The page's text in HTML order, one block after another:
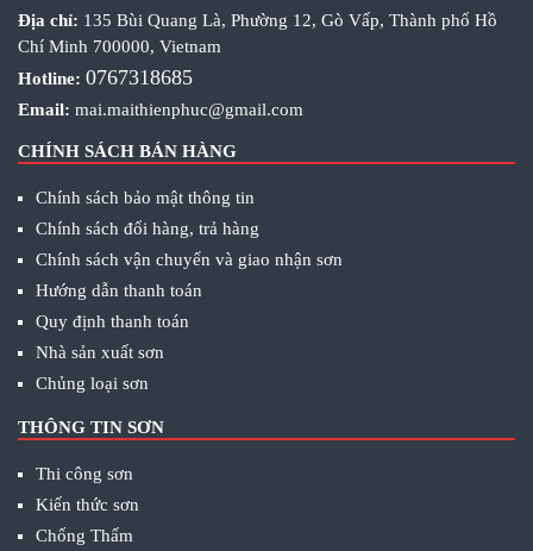
Địa chỉ: 135 Bùi Quang Là, Phường 12, Gò Vấp, Thành phố Hồ
Chí Minh 700000, Vietnam
Hotline: 0767318685
Email: mai.maithienphuc@gmail.com
CHÍNH SÁCH BÁN HÀNG
Chính sách bảo mật thông tin
Chính sách đổi hàng, trả hàng
Chính sách vận chuyển và giao nhận sơn
Hướng dẫn thanh toán
Quy định thanh toán
Nhà sản xuất sơn
Chủng loại sơn
THÔNG TIN SƠN
Thi công sơn
Kiến thức sơn
Chống Thấm